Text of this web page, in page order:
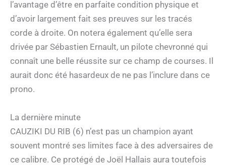
l’avantage d’être en parfaite condition physique et
d’avoir largement fait ses preuves sur les tracés
corde à droite. On notera également qu’elle sera
drivée par Sébastien Ernault, un pilote chevronné qui
connaît une belle réussite sur ce champ de courses. Il
aurait donc été hasardeux de ne pas l’inclure dans ce
prono.
La dernière minute
CAUZIKI DU RIB (6) n’est pas un champion ayant
souvent montré ses limites face à des adversaires de
ce calibre. Ce protégé de Joël Hallais aura toutefois